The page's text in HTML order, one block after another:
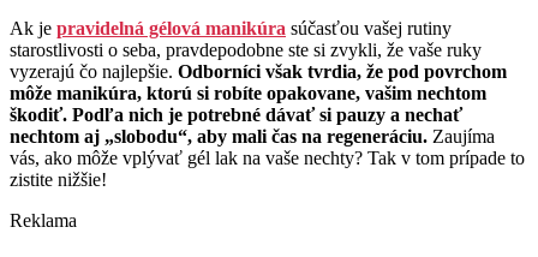
Ak je pravidelná gélová manikúra súčasťou vašej rutiny
starostlivosti o seba, pravdepodobne ste si zvykli, že vaše ruky
vyzerajú čo najlepšie. Odborníci však tvrdia, že pod povrchom
môže manikúra, ktorú si robíte opakovane, vašim nechtom
škodiť. Podľa nich je potrebné dávať si pauzy a nechať
nechtom aj „slobodu“, aby mali čas na regeneráciu. Zaujíma
vás, ako môže vplývať gél lak na vaše nechty? Tak v tom prípade to
zistite nižšie!
Reklama